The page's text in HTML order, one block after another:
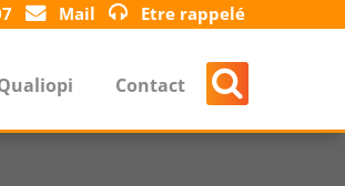
Mail Etre rappelé
Contact